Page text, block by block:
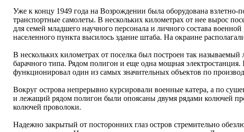
Уже к концу 1949 года на Возрождении была оборудована взлетно-
транспортные самолеты. В нескольких километрах от нее вырос
для семей младшего научного персонала и личного состава
населенного пункта высилось здание штаба. На окраине
В нескольких километрах от поселка был построен так
барачного типа. Рядом полигон и еще одна мощная
функционировал один из самых значительных объектов по
Вокруг острова непрерывно курсировали военные катера, а по
и лежащий рядом полигон были опоясаны двумя рядами колючей
колючей проволоки.
Надежно закрытый от посторонних глаз остров стремительно